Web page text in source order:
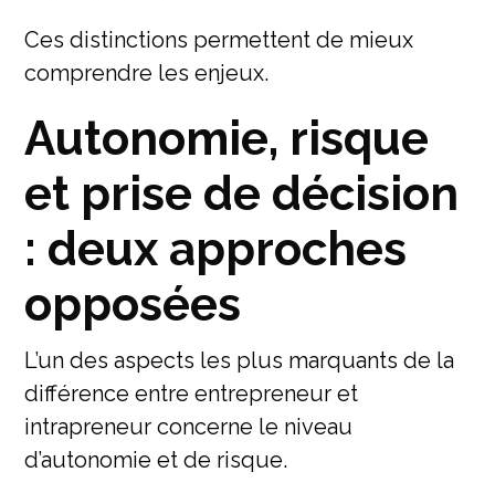
Ces distinctions permettent de mieux
comprendre les enjeux.
Autonomie, risque
et prise de décision
: deux approches
opposées
L’un des aspects les plus marquants de la
différence entre entrepreneur et
intrapreneur concerne le niveau
d’autonomie et de risque.